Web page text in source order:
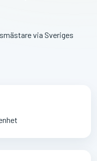
via Sveriges